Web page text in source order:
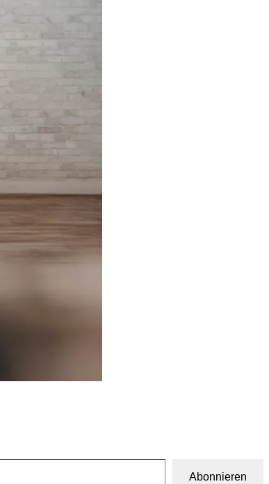
Abonnieren